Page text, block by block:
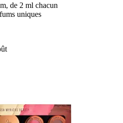
de 2 ml chacun
uniques